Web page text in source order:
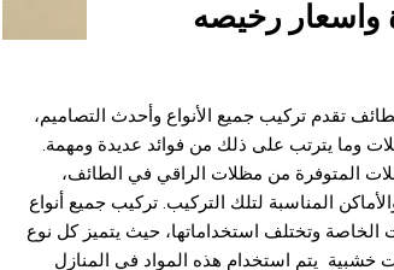
واسعار رخيصه
تقدم تركيب جميع الأنواع وأحدث التصاميم،
وما يترتب على ذلك من فوائد عديدة ومهمة.
المتوفرة من مظلات الراقي في الطائف،
المناسبة لتلك التركيب. تركيب جميع أنواع
الخاصة وتختلف استخداماتها، حيث يتميز كل نوع
خشبية يتم استخدام هذه المواد في المنازل